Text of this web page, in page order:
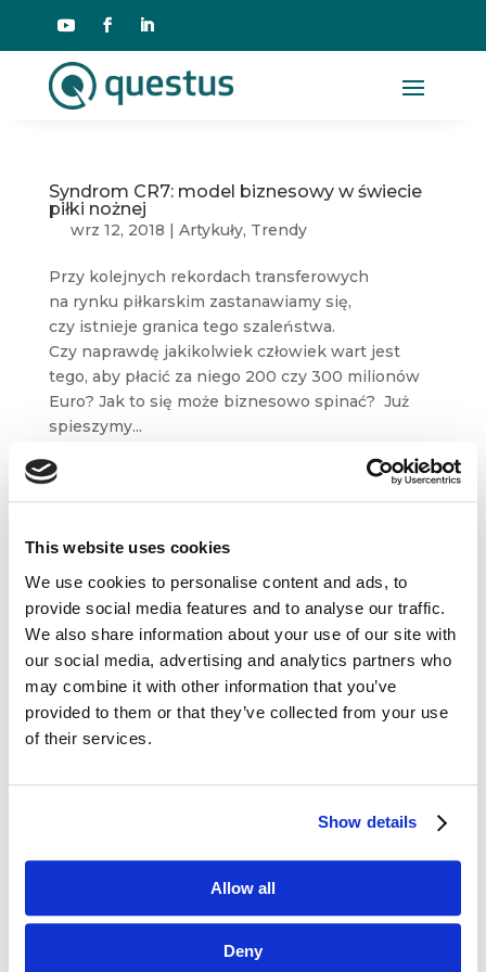
This website uses cookies
We use cookies to personalise content and ads, to
provide social media features and to analyse our traffic.
We also share information about your use of our site with
our social media, advertising and analytics partners who
may combine it with other information that you’ve
provided to them or that they’ve collected from your use
of their services.
Show details
Allow all
Deny
Syndrom CR7: model biznesowy w świecie
piłki nożnej
wrz 12, 2018 | Artykuły, Trendy
Przy kolejnych rekordach transferowych
na rynku piłkarskim zastanawiamy się,
czy istnieje granica tego szaleństwa.
Czy naprawdę jakikolwiek człowiek wart jest
tego, aby płacić za niego 200 czy 300 milionów
Euro? Jak to się może biznesowo spinać? Już
spieszymy...
Dane kontaktowe

questus
ul. Organizacji WiN 83/7
91-811 Łódź